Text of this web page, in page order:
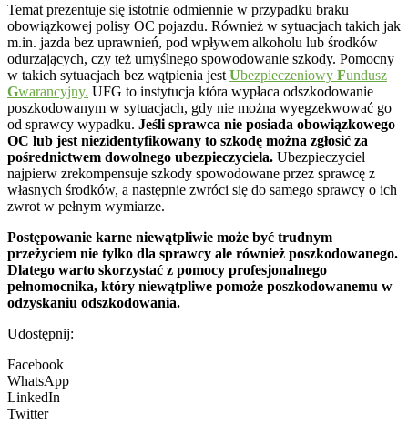
Temat prezentuje się istotnie odmiennie w przypadku braku
obowiązkowej polisy OC pojazdu. Również w sytuacjach takich jak
m.in. jazda bez uprawnień, pod wpływem alkoholu lub środków
odurzających, czy też umyślnego spowodowanie szkody. Pomocny
w takich sytuacjach bez wątpienia jest Ubezpieczeniowy Fundusz
Gwarancyjny. UFG to instytucja która wypłaca odszkodowanie
poszkodowanym w sytuacjach, gdy nie można wyegzekwować go
od sprawcy wypadku. Jeśli sprawca nie posiada obowiązkowego
OC lub jest niezidentyfikowany to szkodę można zgłosić za
pośrednictwem dowolnego ubezpieczyciela. Ubezpieczyciel
najpierw zrekompensuje szkody spowodowane przez sprawcę z
własnych środków, a następnie zwróci się do samego sprawcy o ich
zwrot w pełnym wymiarze.
Postępowanie karne niewątpliwie może być trudnym
przeżyciem nie tylko dla sprawcy ale również poszkodowanego.
Dlatego warto skorzystać z pomocy profesjonalnego
pełnomocnika, który niewątpliwe pomoże poszkodowanemu w
odzyskaniu odszkodowania.
Udostępnij:
Facebook
WhatsApp
LinkedIn
Twitter